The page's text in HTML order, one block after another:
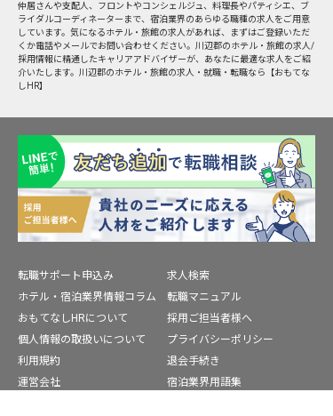
仲居さんや支配人、フロントやコンシェルジュ、料理長やパティシエ、ブ
ライダルコーディネーターまで、宿泊業界のあらゆる職種の求人をご用意
しています。気になるホテル・旅館の求人があれば、まずはご登録いただ
くか電話やメールでお問い合わせください。川辺郡のホテル・旅館の求人/
採用情報に精通したキャリアアドバイザーが、あなたに最適な求人をご紹
介いたします。川辺郡のホテル・旅館の求人・就職・転職なら【おもてな
しHR】
転職サポート申込み
求人検索
ホテル・宿泊業界情報コラム
転職マニュアル
おもてなしHRについて
採用ご担当者様へ
個人情報の取扱いについて
プライバシーポリシー
利用規約
退会手続き
運営会社
宿泊業界用語集